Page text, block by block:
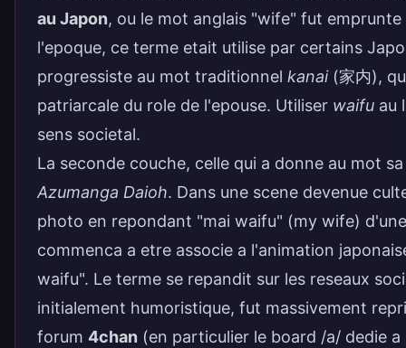
au Japon, ou le mot anglais "wife" fut
l'epoque, ce terme etait utilise par certains
progressiste au mot traditionnel kanai(家内),
patriarcale du role de l'epouse. Utiliser waifu au
sens societal.
La seconde couche, celle qui a donne au mot
Azumanga Daioh. Dans une scene devenue
photo en repondant "mai waifu" (my wife)
commenca a etre associe a l'animation
waifu". Le terme se repandit sur les reseaux
initialement humoristique, fut massivement
forum 4chan (en particulier le board /a/ dedie